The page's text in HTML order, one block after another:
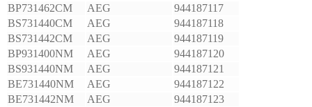
BP731462CM
AEG
944187117
BS731440CM
AEG
944187118
BS731442CM
AEG
944187119
BP931400NM
AEG
944187120
BS931440NM
AEG
944187121
BE731440NM
AEG
944187122
BE731442NM
AEG
944187123